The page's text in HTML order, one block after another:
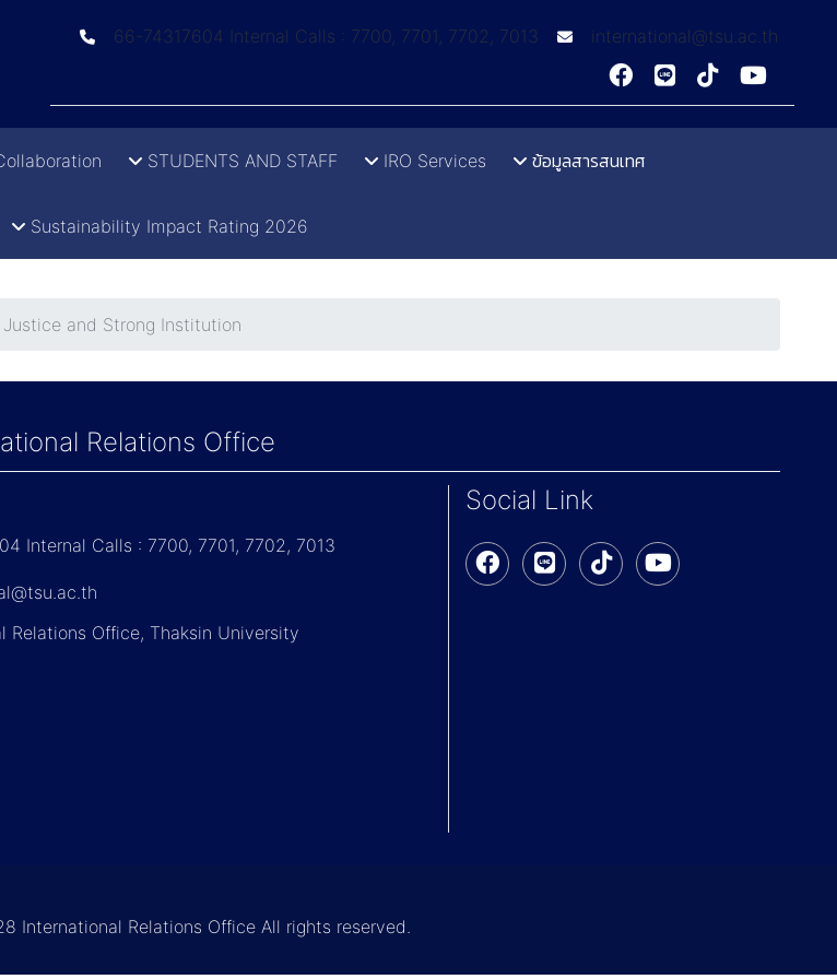
66-74317604 Internal Calls : 7700, 7701, 7702, 7013 international@tsu.ac.th
STUDENTS AND STAFF IRO Services ข้อมูลสารสนเทศ
Sustainability Impact Rating 2026
Justice and Strong Institution
Relations Office
Internal Calls : 7700, 7701, 7702, 7013
Relations Office, Thaksin University
Social Link
Relations Office All rights reserved.